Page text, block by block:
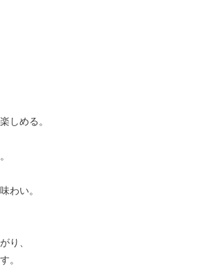
しめる。
わい。
り、
。